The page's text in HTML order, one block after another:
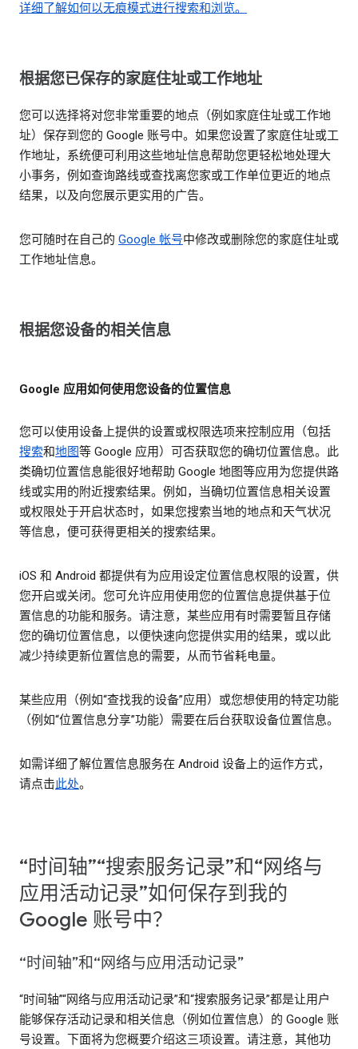
详细了解如何以无痕模式进行搜索和浏览。
根据您已保存的家庭住址或工作地址
您可以选择将对您非常重要的地点（例如家庭住址或工作地
址）保存到您的 Google 账号中。如果您设置了家庭住址或工
作地址，系统便可利用这些地址信息帮助您更轻松地处理大
小事务，例如查询路线或查找离您家或工作单位更近的地点
结果，以及向您展示更实用的广告。
您可随时在自己的 Google 帐号中修改或删除您的家庭住址或
工作地址信息。
根据您设备的相关信息
Google 应用如何使用您设备的位置信息
您可以使用设备上提供的设置或权限选项来控制应用（包括
搜索和地图等 Google 应用）可否获取您的确切位置信息。此
类确切位置信息能很好地帮助 Google 地图等应用为您提供路
线或实用的附近搜索结果。例如，当确切位置信息相关设置
或权限处于开启状态时，如果您搜索当地的地点和天气状况
等信息，便可获得更相关的搜索结果。
iOS 和 Android 都提供有为应用设定位置信息权限的设置，供
您开启或关闭。您可允许应用使用您的位置信息提供基于位
置信息的功能和服务。请注意，某些应用有时需要暂且存储
您的确切位置信息，以便快速向您提供实用的结果，或以此
减少持续更新位置信息的需要，从而节省耗电量。
某些应用（例如“查找我的设备”应用）或您想使用的特定功能
（例如“位置信息分享”功能）需要在后台获取设备位置信息。
如需详细了解位置信息服务在 Android 设备上的运作方式，
请点击此处。
“时间轴”“搜索服务记录”和“网络与
应用活动记录”如何保存到我的
Google 账号中？
“时间轴”和“网络与应用活动记录”
“时间轴”“网络与应用活动记录”和“搜索服务记录”都是让用户
能够保存活动记录和相关信息（例如位置信息）的 Google 账
号设置。下面将为您概要介绍这三项设置。请注意，其他功